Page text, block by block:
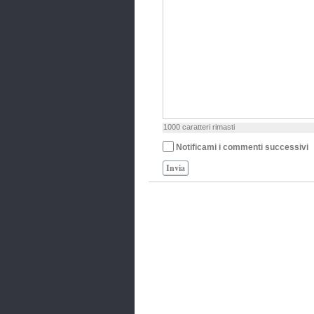
1000 caratteri rimasti
Notificami i commenti successivi
Invia